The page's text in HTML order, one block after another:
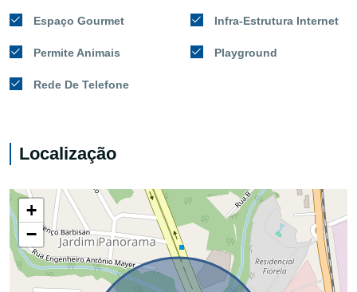
Espaço Gourmet Infra-Estrutura Internet
Permite Animais Playground
Rede De Telefone
Localização
+
−